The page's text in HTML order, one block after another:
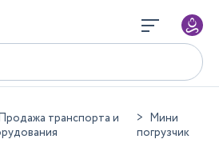
транспорта и
Мини
погрузчик